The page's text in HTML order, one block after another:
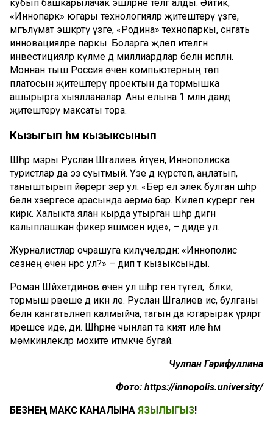
кубып башкарылачак эшләрне телгә алды. Әйтик,
«Иннопарк» югары технологияләр җитештерү үзәге,
мәгълүмат эшкәртү үзәге, «Родина» технопаркы, сәнәгать
инновацияләре паркы. Боларга җәлеп ителгән
инвестицияләр күләме дә миллиардлар белән исәпләнә.
Моннан тыш Россия өчен компьютерның төп
платосын җитештерү проектын да тормышка
ашырырга хыялланалар. Аны елына 1 млн данәдә
җитештерү максаты тора.
Кызыгып һәм кызыксынып
Шәһәр мэры Руслан Шәгалиев әйтүенә, Иннополиска
туристлар да эз суытмый. Үзе дә күрсәтеп, аңлатып,
таныштырып йөрергә әзер ул. «Бер ел элек булган шәһәр
белән хәзергесе арасында аерма бар. Килеп күрергә генә
кирәк. Халыкта ялан кырда утырган шәһәр дигән
калыплашкан фикер яшәмәсен иде», – диде ул.
Журналистлар очрашуга килүчеләрдән: «Иннополис
сезнең өчен нәрсә ул?» – дип тә кызыксынды.
Роман Шәйхетдинов өчен ул шәһәр генә түгел, бәлки,
тормыш рәвеше дә икән әле. Руслан Шәгалиев исә, булганы
белән канәгатьләнеп калмыйча, тагын да югарырак үрләргә
ирешәсе иде, ди. Шәһәрне чынлап та әкият иле һәм
мөмкинлекләр мохите итмәкче бугай.
Чулпан Гарифуллина
Фото: https://innopolis.university/
БЕЗНЕҢ МАКС КАНАЛЫНА ЯЗЫЛЫГЫЗ!